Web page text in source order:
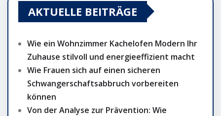
AKTUELLE BEITRÄGE
Wie ein Wohnzimmer Kachelofen Modern Ihr
Zuhause stilvoll und energieeffizient macht
Wie Frauen sich auf einen sicheren
Schwangerschaftsabbruch vorbereiten
können
Von der Analyse zur Prävention: Wie